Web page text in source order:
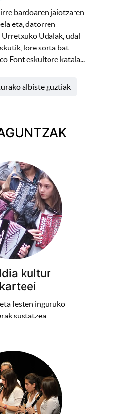
bardoaren jaiotzaren
eta, datorren
Udalak, udal
lore sorta bat
Font eskultore katala...
albiste guztiak
kultur
festen inguruko
sustatzea